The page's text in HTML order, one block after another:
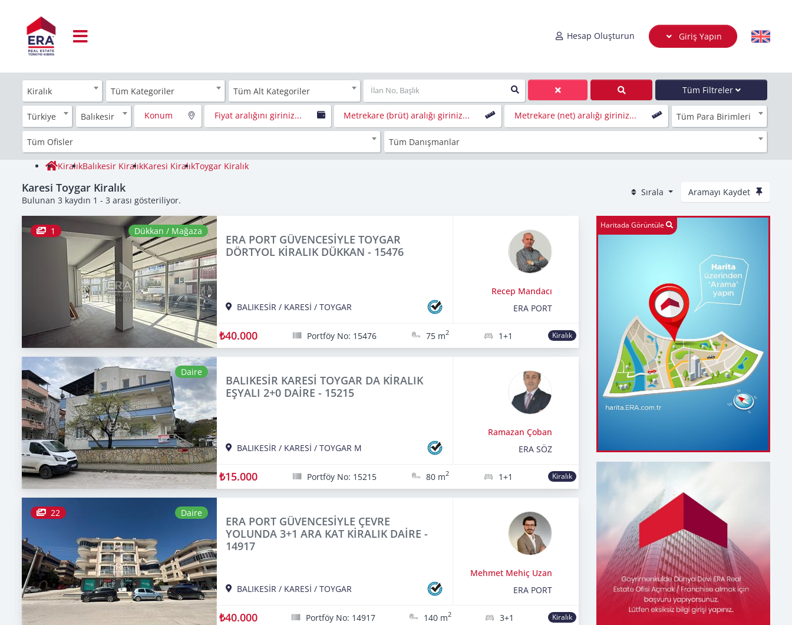
Hesap Oluşturun Giriş Yapın
Kiralık Tüm Kategoriler Tüm Alt Kategoriler Tüm Filtreler
Türkiye Balıkesir Konum Fiyat aralığını giriniz... Metrekare (brüt) aralığı giriniz... Metrekare (net) aralığı giriniz... Tüm Para Birimleri
Tüm Ofisler Tüm Danışmanlar
KiralıkBalıkesir KiralıkKaresi KiralıkToygar Kiralık
Karesi Toygar Kiralık
Bulunan 3 kaydın 1 - 3 arası gösteriliyor.
Sırala Aramayı Kaydet
1 Dükkan / Mağaza
ERA PORT GÜVENCESİYLE TOYGAR
DÖRTYOL KİRALIK DÜKKAN - 15476
BALIKESİR / KARESİ / TOYGAR
Recep Mandacı
ERA PORT
₺40.000 Portföy No: 15476 75 m2 1+1 Kiralık
Daire
BALIKESİR KARESİ TOYGAR DA KİRALIK
EŞYALI 2+0 DAİRE - 15215
BALIKESİR / KARESİ / TOYGAR M
Ramazan Çoban
ERA SÖZ
₺15.000 Portföy No: 15215 80 m2 1+1 Kiralık
22 Daire
ERA PORT GÜVENCESİYLE ÇEVRE
YOLUNDA 3+1 ARA KAT KİRALIK DAİRE -
14917
BALIKESİR / KARESİ / TOYGAR
Mehmet Mehiç Uzan
ERA PORT
₺40.000 Portföy No: 14917 140 m2 3+1 Kiralık
Haritada Görüntüle